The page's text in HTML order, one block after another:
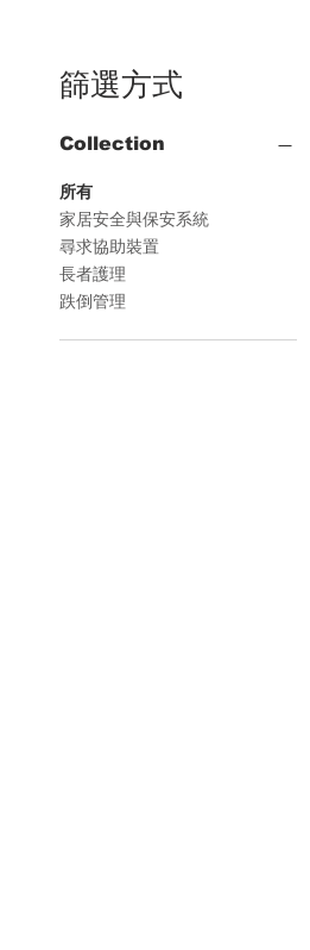
篩選方式
Collection
所有
家居安全與保安系統
尋求協助裝置
長者護理
跌倒管理